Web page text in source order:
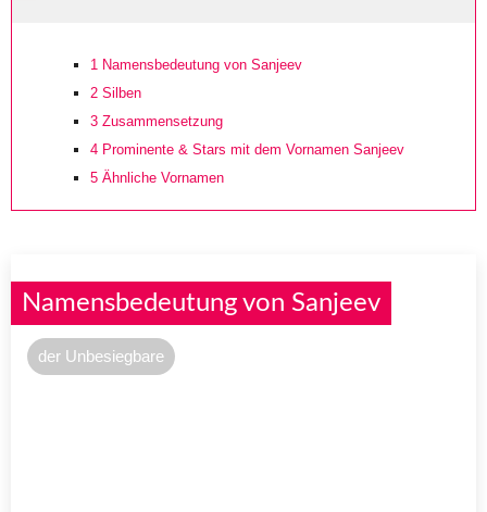
1 Namensbedeutung von Sanjeev
2 Silben
3 Zusammensetzung
4 Prominente & Stars mit dem Vornamen Sanjeev
5 Ähnliche Vornamen
Namensbedeutung von Sanjeev
der Unbesiegbare